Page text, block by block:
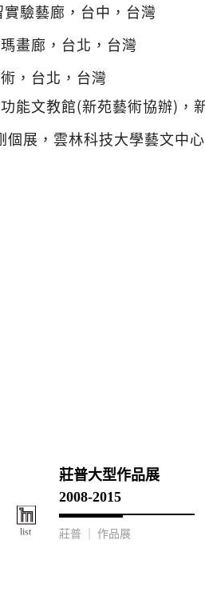
實驗藝廊，台中，台灣
畫廊，台北，台灣
，台北，台灣
能文教館(新苑藝術協辦)，
個展，雲林科技大學藝文中
莊普大型作品展
2008-2015
莊普 ｜ 作品展